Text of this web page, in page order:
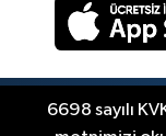
RSS
6698 sayılı